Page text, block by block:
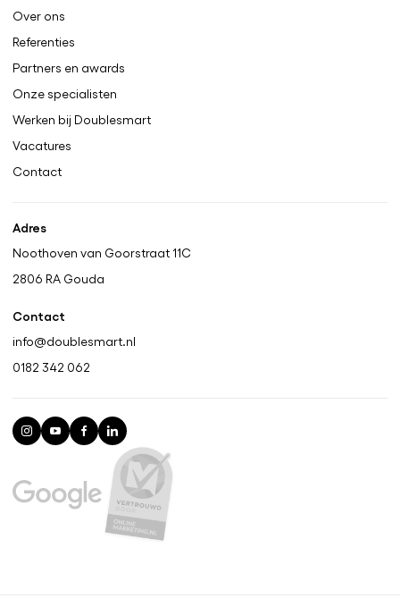
Over ons
Referenties
Partners en awards
Onze specialisten
Werken bij Doublesmart
Vacatures
Contact
Adres
Noothoven van Goorstraat 11C
2806 RA Gouda
Contact
info@doublesmart.nl
0182 342 062